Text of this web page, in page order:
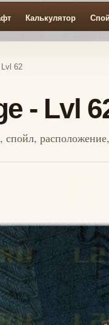
Калькулятор
62
- Lvl